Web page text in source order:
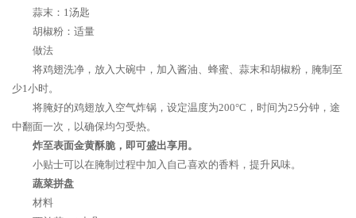
蒜末：1汤匙
胡椒粉：适量
做法
将鸡翅洗净，放入大碗中，加入酱油、蜂蜜、蒜末和胡椒粉，腌制至
少1小时。
将腌好的鸡翅放入空气炸锅，设定温度为200°C，时间为25分钟，途
中翻面一次，以确保均匀受热。
炸至表面金黄酥脆，即可盛出享用。
小贴士可以在腌制过程中加入自己喜欢的香料，提升风味。
蔬菜拼盘
材料